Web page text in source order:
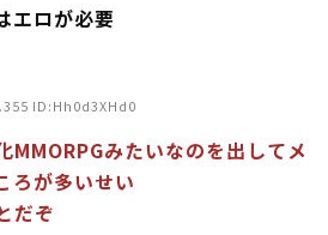
エロが必要
ID:Hh0d3XHd0
MMORPGみたいなのを出してメ
ろが多いせい
だぞ